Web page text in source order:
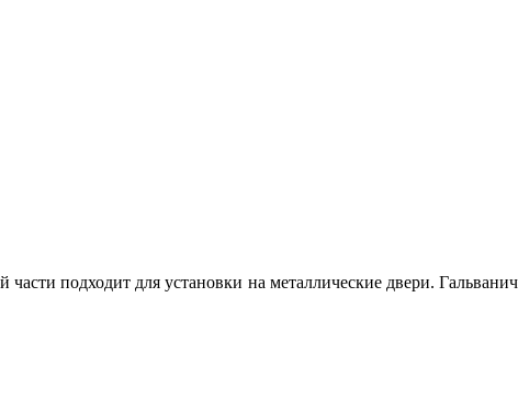
части подходит для установки на металлические двери.